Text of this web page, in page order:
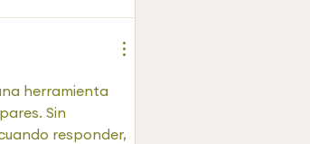
herramienta
Sin
responder,